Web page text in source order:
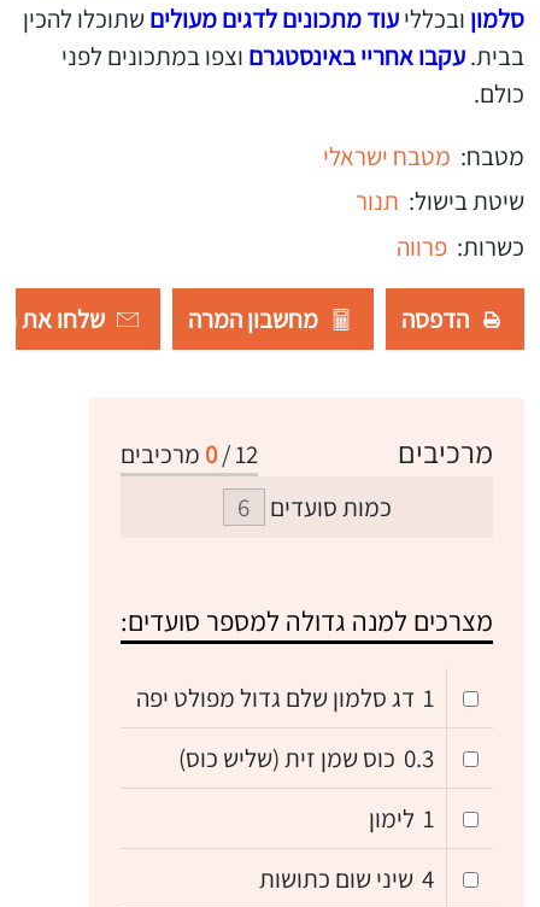
סלמון ובכלליעוד מתכונים לדגים מעולים שתוכלו להכין
בבית.עקבו אחריי באינסטגרם וצפו במתכונים לפני
כולם.
מטבח: מטבח ישראלי
שיטת בישול: תנור
כשרות: פרווה
הדפסה מחשבון המרה שלחו את
12
/
0 מרכיבים מרכיבים
כמות סועדים
מצרכים למנה גדולה למספר סועדים:
1 דג סלמון שלם גדול מפולט יפה
0.3 כוס שמן זית (שליש כוס)
1 לימון
4 שיני שום כתושות